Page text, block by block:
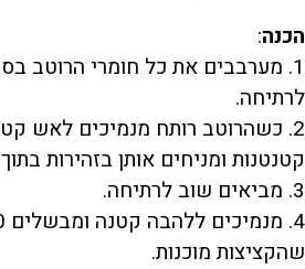
הכנה:
1. מערבבים את כל חומרי הרוטב
לרתיחה.
2. כשהרוטב רותח מנמיכים לאש
קטנטנות ומניחים אותן בזהירות
3. מביאים שוב לרתיחה.
שהקציצות מוכנות.